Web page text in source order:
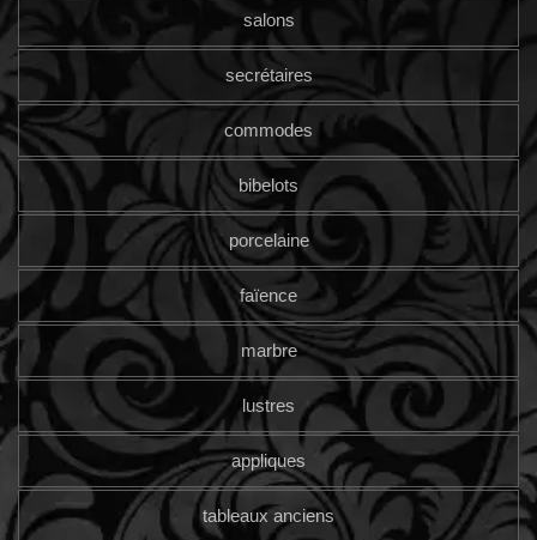
salons
secrétaires
commodes
bibelots
porcelaine
faïence
marbre
lustres
appliques
tableaux anciens